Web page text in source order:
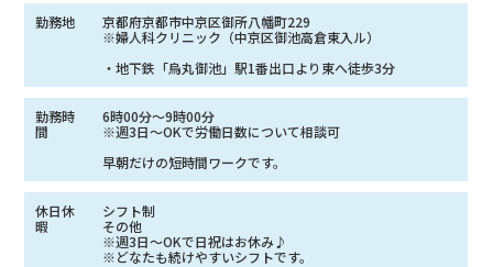
勤務地
京都府京都市中京区御所八幡町229
※婦人科クリニック（中京区御池高倉東入ル）
・地下鉄「烏丸御池」駅1番出口より東へ徒歩3分
勤務時
間
6時00分〜9時00分
※週3日～OKで労働日数について相談可
早朝だけの短時間ワークです。
休日休
暇
シフト制
その他
※週3日〜OKで日祝はお休み♪
※どなたも続けやすいシフトです。